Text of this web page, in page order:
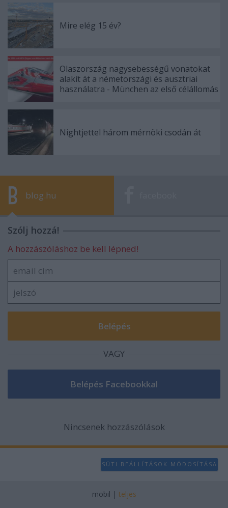
Mire elég 15 év?
Olaszország nagysebességű vonatokat
alakít át a németországi és ausztriai
használatra - München az első célállomás
Nightjettel három mérnöki csodán át
blog.hu
Szólj hozzá!
A hozzászóláshoz be kell lépned!
VAGY
Nincsenek hozzászólások
SÜTI BEÁLLÍTÁSOK MÓDOSÍTÁSA
mobil | teljes